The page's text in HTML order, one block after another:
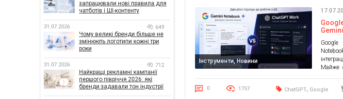
Інструменти, Новини
Google
Майже
0 1757 ChatGPT, Google
запрацювали нові правила для
чатботів і ШІ-контенту
31.07.2026 649
Чому великі бренди більше не
змінюють логотипи кожні три
роки
31.07.2026 712
Найкращі рекламні кампанії
першого півріччя 2026: які
бренди задавали тон індустрії